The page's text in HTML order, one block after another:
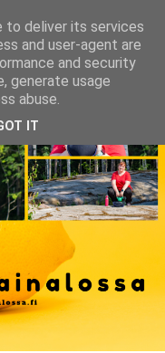
to deliver its services
and user-agent are
and security
generate usage
abuse.
IT